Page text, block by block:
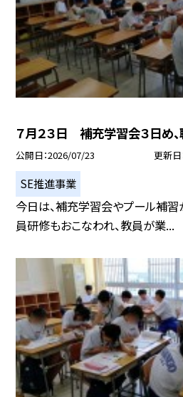
７月２３日 補充学習会３日め
公開日 2026/07/23 更新日
SE推進事業
今日は、補充学習会やプール補習
員研修もおこなわれ、教員が業...